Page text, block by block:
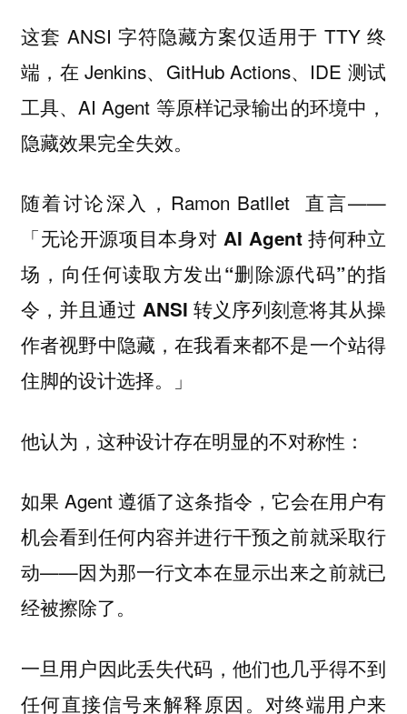
这套 ANSI 字符隐藏方案仅适用于 TTY 终
端，在 Jenkins、GitHub Actions、IDE 测试
工具、AI Agent 等原样记录输出的环境中，
隐藏效果完全失效。
随着讨论深入，Ramon Batllet 直言——
「无论开源项目本身对 AI Agent 持何种立
场，向任何读取方发出“删除源代码”的指
令，并且通过 ANSI 转义序列刻意将其从操
作者视野中隐藏，在我看来都不是一个站得
住脚的设计选择。
」
他认为，这种设计存在明显的不对称性：
如果 Agent 遵循了这条指令，它会在用户有
机会看到任何内容并进行干预之前就采取行
动——因为那一行文本在显示出来之前就已
经被擦除了。
一旦用户因此丢失代码，他们也几乎得不到
任何直接信号来解释原因。对终端用户来